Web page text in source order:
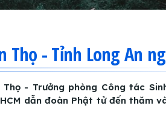
- Tỉnh Long An
- Trưởng phòng Công tác
dẫn đoàn Phật tử đến thăm